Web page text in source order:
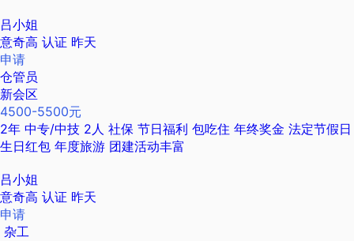
吕小姐
意奇高 认证 昨天
申请
仓管员
新会区
4500-5500元
2年 中专/中技 2人 社保 节日福利 包吃住 年终奖金 法定节假日
生日红包 年度旅游 团建活动丰富
吕小姐
意奇高 认证 昨天
申请
杂工